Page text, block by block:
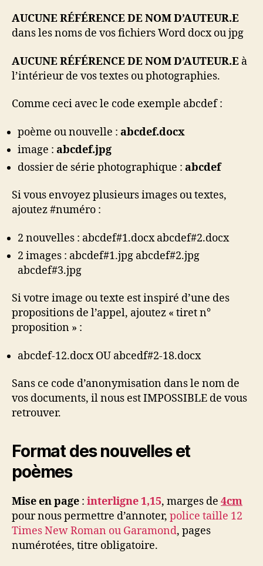
AUCUNE RÉFÉRENCE DE NOM D’AUTEUR.E
dans les noms de vos fichiers Word docx ou jpg
AUCUNE RÉFÉRENCE DE NOM D’AUTEUR.E à
l’intérieur de vos textes ou photographies.
Comme ceci avec le code exemple abcdef :
poème ou nouvelle : abcdef.docx
image : abcdef.jpg
dossier de série photographique : abcdef
Si vous envoyez plusieurs images ou textes,
ajoutez #numéro :
2 nouvelles : abcdef#1.docx abcdef#2.docx
2 images : abcdef#1.jpg abcdef#2.jpg
abcdef#3.jpg
Si votre image ou texte est inspiré d’une des
propositions de l’appel, ajoutez « tiret n°
proposition » :
abcdef-12.docx OU abcedf#2-18.docx
Sans ce code d’anonymisation dans le nom de
vos documents, il nous est IMPOSSIBLE de vous
retrouver.
Format des nouvelles et
poèmes
Mise en page : interligne 1,15, marges de 4cm
pour nous permettre d’annoter, police taille 12
Times New Roman ou Garamond, pages
numérotées, titre obligatoire.